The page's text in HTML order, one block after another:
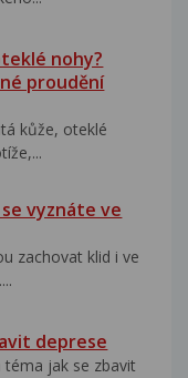
nohy?
proudění
kůže, oteklé
se vyznáte ve
zachovat klid i ve
deprese
téma jak se zbavit